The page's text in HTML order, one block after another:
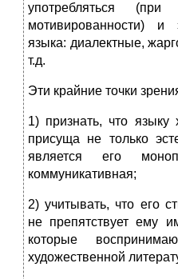
употребляться (при
мотивированности) и
языка: диалектные,
т.д.
Эти крайние точки
1) признать, что языку
присуща не только
является его
коммуникативная;
2) учитывать, что его
не препятствует ему
которые
художественной